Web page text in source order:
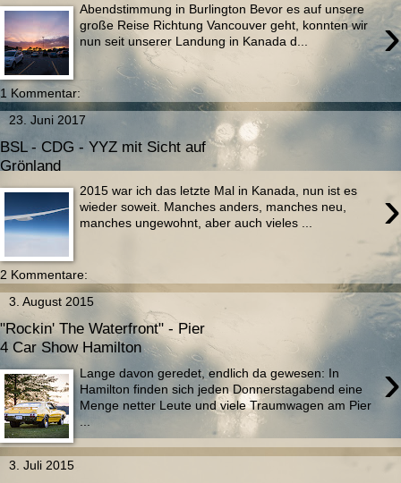
›
Abendstimmung in Burlington Bevor es auf unsere
große Reise Richtung Vancouver geht, konnten wir
nun seit unserer Landung in Kanada d...
1 Kommentar:
23. Juni 2017
BSL - CDG - YYZ mit Sicht auf
Grönland
›
2015 war ich das letzte Mal in Kanada, nun ist es
wieder soweit. Manches anders, manches neu,
manches ungewohnt, aber auch vieles ...
2 Kommentare:
3. August 2015
"Rockin' The Waterfront" - Pier
4 Car Show Hamilton
›
Lange davon geredet, endlich da gewesen: In
Hamilton finden sich jeden Donnerstagabend eine
Menge netter Leute und viele Traumwagen am Pier
...
3. Juli 2015